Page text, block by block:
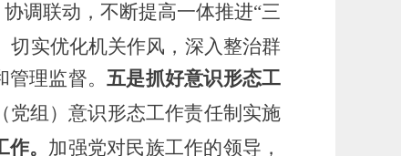
调联动，不断提高一体推进“三
切实优化机关作风，深入整治群
管理监督。五是抓好意识形态工
（党组 ）意识形态工作责任制实施
。 加强党对民族工作的领导，